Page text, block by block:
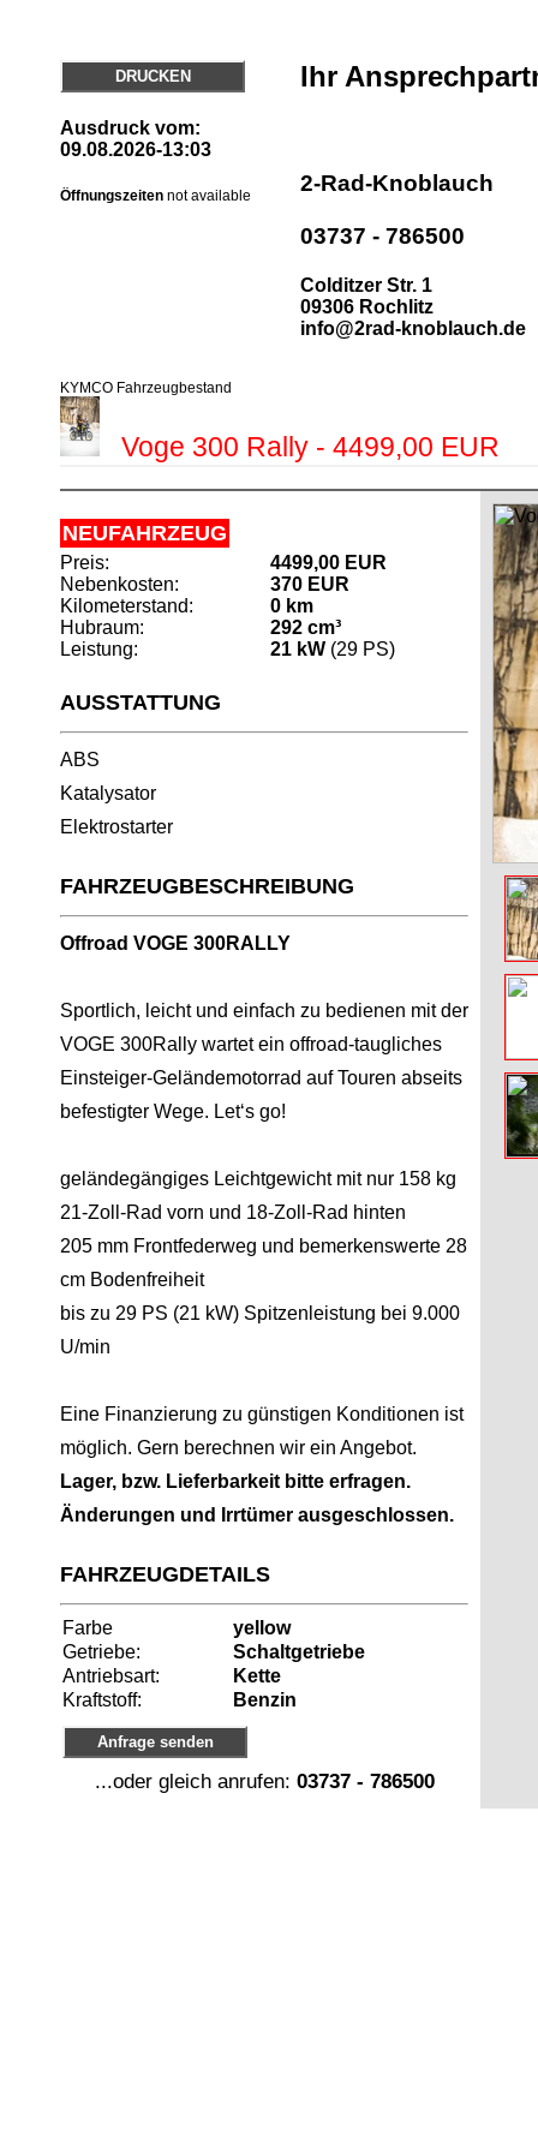
DRUCKEN
Ausdruck vom:
09.08.2026-13:03
Öffnungszeiten not available
Ihr
2-Rad-Knoblauch
03737 - 786500
Colditzer Str. 1
09306 Rochlitz
info@2rad-knoblauch.de
KYMCO Fahrzeugbestand
Voge 300 Rally - 4499,00 EUR
NEUFAHRZEUG
Preis:
4499,00 EUR
Nebenkosten:
370 EUR
Kilometerstand:
0 km
Hubraum:
292 cm³
Leistung:
21 kW (29 PS)
AUSSTATTUNG
ABS
Katalysator
Elektrostarter
FAHRZEUGBESCHREIBUNG
Offroad VOGE 300RALLY
Sportlich, leicht und einfach zu bedienen mit der
VOGE 300Rally wartet ein offroad-taugliches
Einsteiger-Geländemotorrad auf Touren abseits
befestigter Wege. Let‘s go!
geländegängiges Leichtgewicht mit nur 158 kg
21-Zoll-Rad vorn und 18-Zoll-Rad hinten
205 mm Frontfederweg und bemerkenswerte 28
cm Bodenfreiheit
bis zu 29 PS (21 kW) Spitzenleistung bei 9.000
U/min
Eine Finanzierung zu günstigen Konditionen ist
möglich. Gern berechnen wir ein Angebot.
Lager, bzw. Lieferbarkeit bitte erfragen.
Änderungen und Irrtümer ausgeschlossen.
FAHRZEUGDETAILS
Farbe
yellow
Getriebe:
Schaltgetriebe
Antriebsart:
Kette
Kraftstoff:
Benzin
Anfrage senden
...oder gleich anrufen: 03737 - 786500